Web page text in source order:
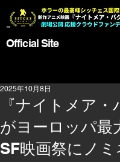
Official Site
『ナイトメア・
がヨーロッパ最
SF映画祭にノミ
2025年10月8日